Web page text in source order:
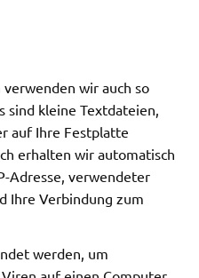
wir auch so
sind kleine Textdateien,
auf Ihre Festplatte
erhalten wir automatisch
Adresse, verwendeter
Ihre Verbindung zum
werden, um